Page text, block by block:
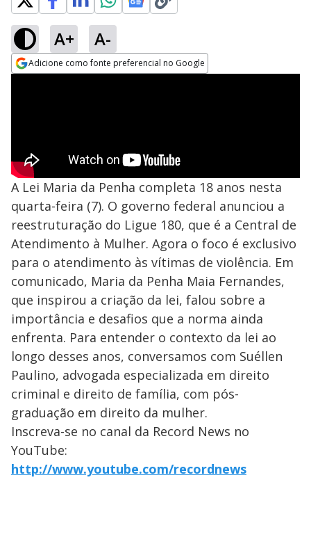
A+ A-
Adicione como fonte preferencial no Google
A Lei Maria da Penha completa 18 anos nesta
quarta-feira (7). O governo federal anunciou a
reestruturação do Ligue 180, que é a Central de
Atendimento à Mulher. Agora o foco é exclusivo
para o atendimento às vítimas de violência. Em
comunicado, Maria da Penha Maia Fernandes,
que inspirou a criação da lei, falou sobre a
importância e desafios que a norma ainda
enfrenta. Para entender o contexto da lei ao
longo desses anos, conversamos com Suéllen
Paulino, advogada especializada em direito
criminal e direito de família, com pós-
graduação em direito da mulher.
Inscreva-se no canal da Record News no
YouTube:
http://www.youtube.com/recordnews